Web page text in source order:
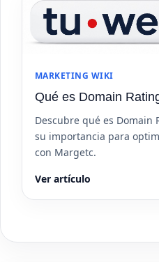
MARKETING WIKI
Qué es Domain
Descubre qué es Domain
su importancia para
con Margetc.
Ver artículo